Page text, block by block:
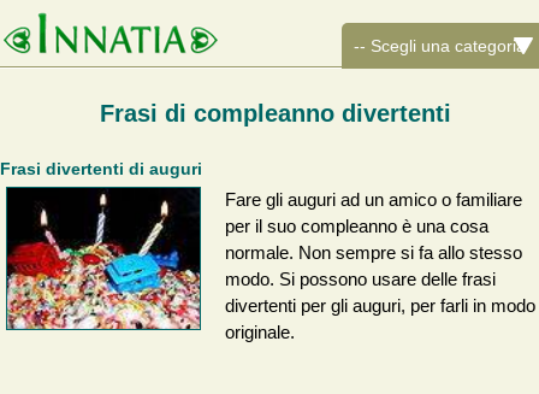
Frasi di compleanno divertenti
Frasi divertenti di auguri
Fare gli auguri ad un amico o familiare
per il suo compleanno è una cosa
normale. Non sempre si fa allo stesso
modo. Si possono usare delle frasi
divertenti per gli auguri, per farli in modo
originale.